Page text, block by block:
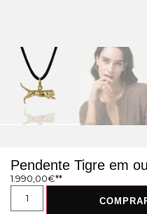
Pendente Tigre em
1.990,00€